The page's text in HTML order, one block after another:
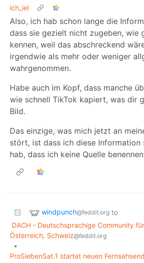
ich_iel
Also, ich hab schon lange die
dass sie gezielt nicht zugeben, wie
kennen, weil das abschreckend
irgendwie als mehr oder weniger
wahrgenommen.
Habe auch im Kopf, dass manche
wie schnell TikTok kapiert, was dir
Bild.
Das einzige, was mich jetzt an
stört, ist dass ich diese Information
hab, dass ich keine Quelle
windpunch@feddit.org to
DACH - Deutschsprachige Community
Österreich, Schweiz@feddit.org
•
ProSiebenSat.1 startet neuen